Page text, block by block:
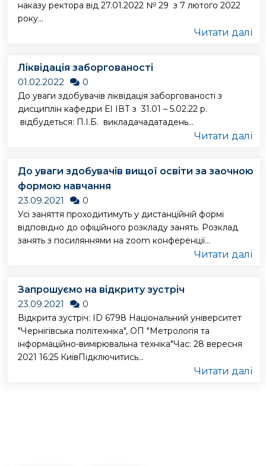
наказу ректора від 27.01.2022 № 29 з 7 лютого 2022
року...
Читати далі
Ліквідація заборгованості
01.02.2022
0
До уваги здобувачів ліквідація заборгованості з
дисциплін кафедри ЕІ ІВТ з 31.01 – 5.02.22 р.
відбудеться: П.І.Б. викладачадатадень...
Читати далі
До уваги здобувачів вищої освіти за заочною
формою навчання
23.09.2021
0
Усі заняття проходитимуть у дистанційній формі
відповідно до офіційного розкладу занять. Розклад
занять з посиляннями на zoom конференції...
Читати далі
Запрошуємо на відкриту зустріч
23.09.2021
0
Відкрита зустріч: ID 6798 Національний університет
"Чернігівська політехніка", ОП "Метрологія та
інформаційно-вимірювальна техніка"Час: 28 вересня
2021 16:25 КиївПідключитись...
Читати далі